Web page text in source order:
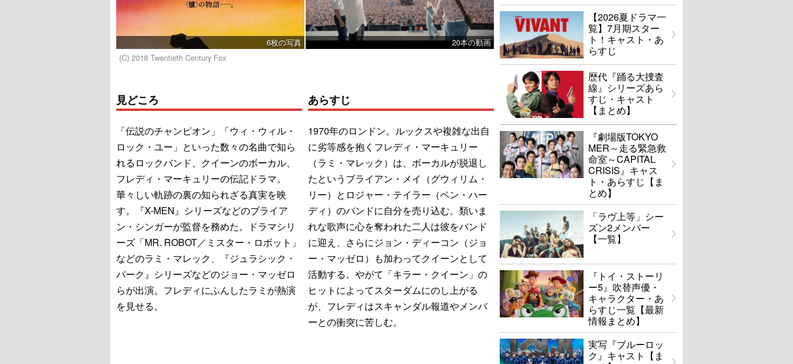
6枚の写真
20本の動画
(C) 2018 Twentieth Century Fox
見どころ
「伝説のチャンピオン」「ウィ・ウィル・
ロック・ユー」といった数々の名曲で知ら
れるロックバンド、クイーンのボーカル、
フレディ・マーキュリーの伝記ドラマ。
華々しい軌跡の裏の知られざる真実を映
す。『X-MEN』シリーズなどのブライア
ン・シンガーが監督を務めた。ドラマシリ
ーズ「MR. ROBOT／ミスター・ロボット」
などのラミ・マレック、『ジュラシック・
パーク』シリーズなどのジョー・マッゼロ
らが出演。フレディにふんしたラミが熱演
を見せる。
あらすじ
1970年のロンドン。ルックスや複雑な出自
に劣等感を抱くフレディ・マーキュリー
（ラミ・マレック）は、ボーカルが脱退し
たというブライアン・メイ（グウィリム・
リー）とロジャー・テイラー（ベン・ハー
ディ）のバンドに自分を売り込む。類いま
れな歌声に心を奪われた二人は彼をバンド
に迎え、さらにジョン・ディーコン（ジョ
ー・マッゼロ）も加わってクイーンとして
活動する。やがて「キラー・クイーン」の
ヒットによってスターダムにのし上がる
が、フレディはスキャンダル報道やメンバ
ーとの衝突に苦しむ。
【2026夏ドラマ一
覧】7月期スター
ト！キャスト・あ
らすじ
歴代『踊る大捜査
線』シリーズあら
すじ・キャスト
【まとめ】
『劇場版TOKYO
MER～走る緊急救
命室～CAPITAL
CRISIS』キャス
ト・あらすじ【ま
とめ】
「ラヴ上等」シー
ズン2メンバー
【一覧】
『トイ・ストーリ
ー5』吹替声優・
キャラクター・あ
らすじ一覧【最新
情報まとめ】
実写『ブルーロッ
ク』キャスト【ま